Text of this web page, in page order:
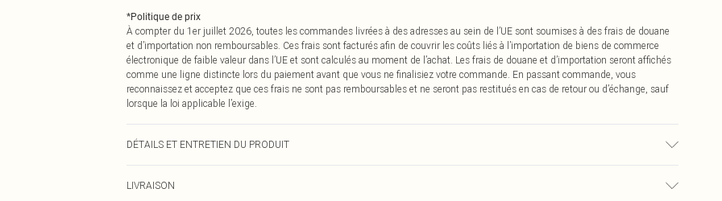
*Politique de prix
À compter du 1er juillet 2026, toutes les commandes livrées à des adresses au sein de l’UE sont soumises à des frais de douane
et d’importation non remboursables. Ces frais sont facturés afin de couvrir les coûts liés à l’importation de biens de commerce
électronique de faible valeur dans l’UE et sont calculés au moment de l’achat. Les frais de douane et d’importation seront affichés
comme une ligne distincte lors du paiement avant que vous ne finalisiez votre commande. En passant commande, vous
reconnaissez et acceptez que ces frais ne sont pas remboursables et ne seront pas restitués en cas de retour ou d’échange, sauf
lorsque la loi applicable l’exige.
DÉTAILS ET ENTRETIEN DU PRODUIT
LIVRAISON